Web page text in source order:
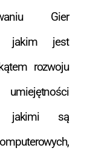
Gier
jakim jest
rozwoju
jakimi są